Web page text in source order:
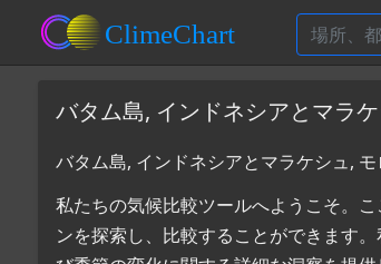
バタム島, インドネシアとマラ
バタム島, インドネシアとマラケシュ,
私たちの気候比較ツールへようこそ。
ンを探索し、比較することができます